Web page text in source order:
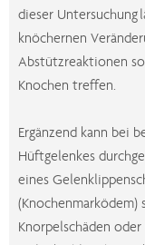
dieser Untersuchung
knöchernen
Abstützreaktionen
Knochen treffen.
Ergänzend kann bei
Hüftgelenkes
eines
(Knochenmarködem)
Knorpelschäden